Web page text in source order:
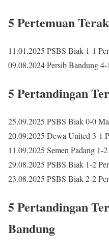
5 Pertemuan
11.01.2025 PSBS Biak 1-1
09.08.2024 Persib Bandung
5 Pertandingan
25.09.2025 PSBS Biak 0-0
20.09.2025 Dewa United 3-1
11.09.2025 Semen Padang
29.08.2025 PSBS Biak 1-2
23.08.2025 PSBS Biak 2-2
5 Pertandingan
Bandung